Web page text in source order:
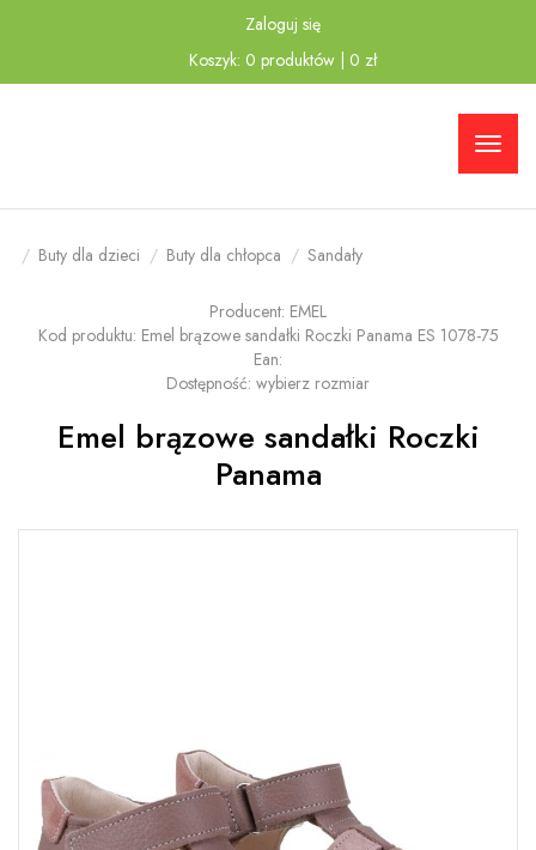
do menu
do
Zaloguj się
Koszyk: 0 produktów 0 zł
Buty dla dzieci Buty dla chłopca Sandały
Producent: EMEL
Kod produktu: Emel brązowe sandałki Roczki Panama ES 1078-75
Ean:
Dostępność: wybierz rozmiar
Emel brązowe sandałki Roczki
Panama